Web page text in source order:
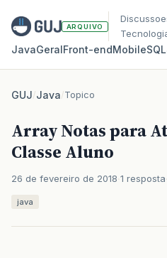
ARQUIVO
JavaGeralFront‑endMobileSQL
GUJ/Java/Topico
Array Notas para
Classe Aluno
26 de fevereiro de 2018 1 resposta
java